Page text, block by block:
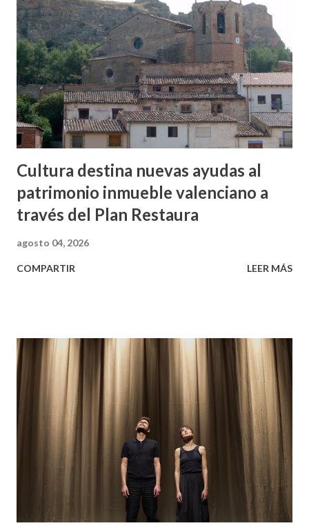
Cultura destina nuevas ayudas al
patrimonio inmueble valenciano a
través del Plan Restaura
agosto 04, 2026
COMPARTIR LEER MÁS